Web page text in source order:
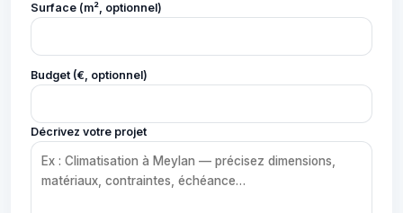
Surface (m², optionnel)
Budget (€, optionnel)
Décrivez votre projet